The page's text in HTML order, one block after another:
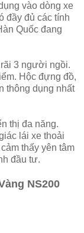
vào dòng xe
đầy đủ các tính
Quốc đang
3 người ngồi.
Hộc đựng đồ,
thông dụng nhất
thị đa năng.
lái xe thoải
thấy yên tâm
đầu tư.
NS200